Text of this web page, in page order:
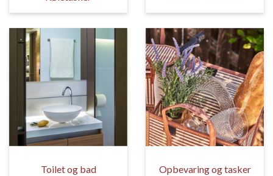
Toilet og bad Opbevaring og tasker